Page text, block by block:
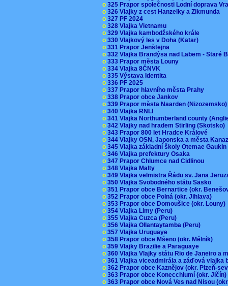
o 325 Prapor společnosti Lodní doprava
o 326 Vlajky z cest Hanzelky a Zikmunda
o 327 PF 2024
o 328 Vlajka Vietnamu
o 329 Vlajka kambodžského krále
o 330 Vlajkový les v Doha (Katar)
o 331 Prapor Jenštejna
o 332 Vlajka Brandýsa nad Labem - Staré
o 333 Prapor města Louny
o 334 Vlajka 8ČNVK
o 335 Výstava Identita
o 336 PF 2025
o 337 Prapor hlavního města Prahy
o 338 Prapor obce Jankov
o 339 Prapor města Naarden
o 340 Vlajka RNLI
o 341 Vlajka Northumberland county
o 342 Vlajky nad hradem Stirling (Skotsko)
o 343 Prapor 800 let Hradce Králové
o 344 Vlajky OSN, Japonska a města
o 345 Vlajka základní školy Otemae
o 346 Vlajka prefektury Osaka
o 347 Prapor Chlumce nad Cidlinou
o 348 Vlajka Malty
o 349 Vlajka velmistra Řádu sv. Jana
o 350 Vlajka Svobodného státu Sasko
o 351 Prapor obce Bernartice (okr.
o 352 Prapor obce Polná (okr. Jihlava)
o 353 Prapor obce Domoušice (okr. Louny)
o 354 Vlajka Limy (Peru)
o 355 Vlajka Cuzca (Peru)
o 356 Vlajka Ollantaytamba (Peru)
o 357 Vlajka Uruguaye
o 358 Prapor obce Mšeno (okr. Mělník)
o 359 Vlajky Brazilie a Paraguaye
o 360 Vlajka Vlajky státu Rio de Janeiro a
o 361 Vlajka viceadmirála a záďová
o 362 Prapor obce Kaznějov (okr. Plzeň-
o 363 Prapor obce Konecchlumí (okr.
o 363 Prapor obce Nová Ves nad Nisou